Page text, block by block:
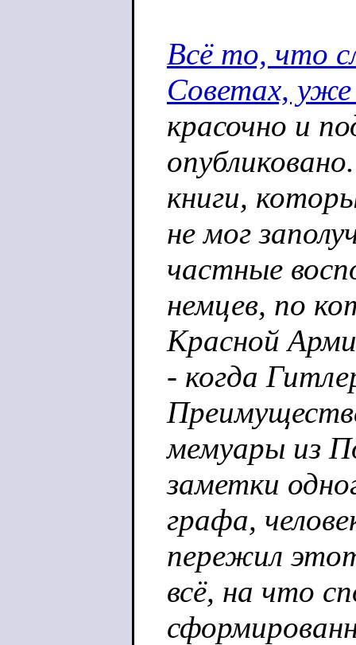
Всё то, что
Советах, уже
красочно и
книги,
не мог
частные
немцев, по
Красной
- когда
мемуары из
заметки
графа,
пережил
всё, на что